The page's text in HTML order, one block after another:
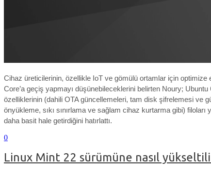
Cihaz üreticilerinin, özellikle IoT ve gömülü ortamlar için optimize
Core’a geçiş yapmayı düşünebileceklerini belirten Noury; Ubuntu
özelliklerinin (dahili OTA güncellemeleri, tam disk şifrelemesi ve
önyükleme, sıkı sınırlama ve sağlam cihaz kurtarma gibi) filoları
daha basit hale getirdiğini hatırlattı.
0
Linux Mint 22 sürümüne nasıl